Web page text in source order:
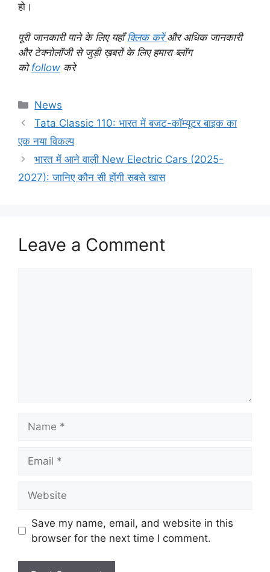
हो।
पूरी जानकारी पाने के लिए यहाँक्लिक करेंऔर अधिक जानकारी
और टेक्नोलॉजी से जुड़ी ख़बरों के लिए हमारा ब्लॉग
कोfollow करे
Categories
News
Tata Classic 110: भारत में बजट-कॉम्यूटर बाइक का
एक नया विकल्प
भारत में आने वाली New Electric Cars (2025-
2027): जानिए कौन सी होंगी सबसे खास
Leave a Comment
Save my name, email, and website in this
browser for the next time I comment.